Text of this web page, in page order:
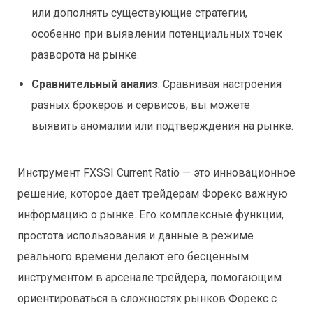
или дополнять существующие стратегии,
особенно при выявлении потенциальных точек
разворота на рынке.
Сравнительный анализ. Сравнивая настроения
разных брокеров и сервисов, вы можете
выявить аномалии или подтверждения на рынке.
Инструмент FXSSI Current Ratio — это инновационное
решение, которое дает трейдерам Форекс важную
информацию о рынке. Его комплексные функции,
простота использования и данные в режиме
реального времени делают его бесценным
инструментом в арсенале трейдера, помогающим
ориентироваться в сложностях рынков Форекс с